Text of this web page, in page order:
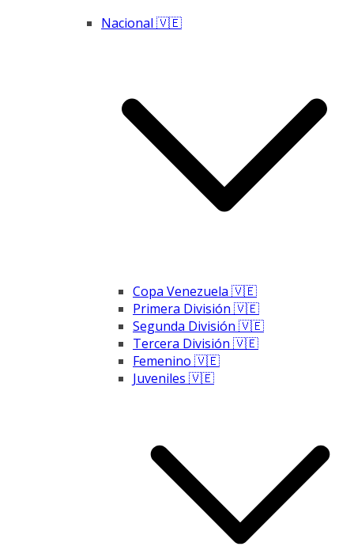
Nacional 🇻🇪
Copa Venezuela 🇻🇪
Primera División 🇻🇪
Segunda División 🇻🇪
Tercera División 🇻🇪
Femenino 🇻🇪
Juveniles 🇻🇪